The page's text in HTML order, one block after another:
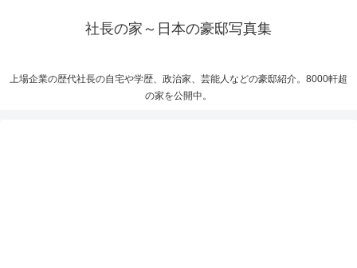
社長の家～日本の豪邸写真集
上場企業の歴代社長の自宅や学歴、政治家、芸能人などの豪邸紹介。8000軒超
の家を公開中。